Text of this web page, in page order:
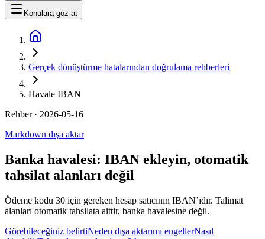
Konulara göz at
Gerçek dönüştürme hatalarından doğrulama rehberleri
Havale IBAN
Rehber· 2026-05-16
Markdown dışa aktar
Banka havalesi: IBAN ekleyin, otomatik
tahsilat alanları değil
Ödeme kodu 30 için gereken hesap satıcının IBAN’ıdır. Talimat
alanları otomatik tahsilata aittir, banka havalesine değil.
Görebileceğiniz belirtiNeden dışa aktarımı engellerNasıl